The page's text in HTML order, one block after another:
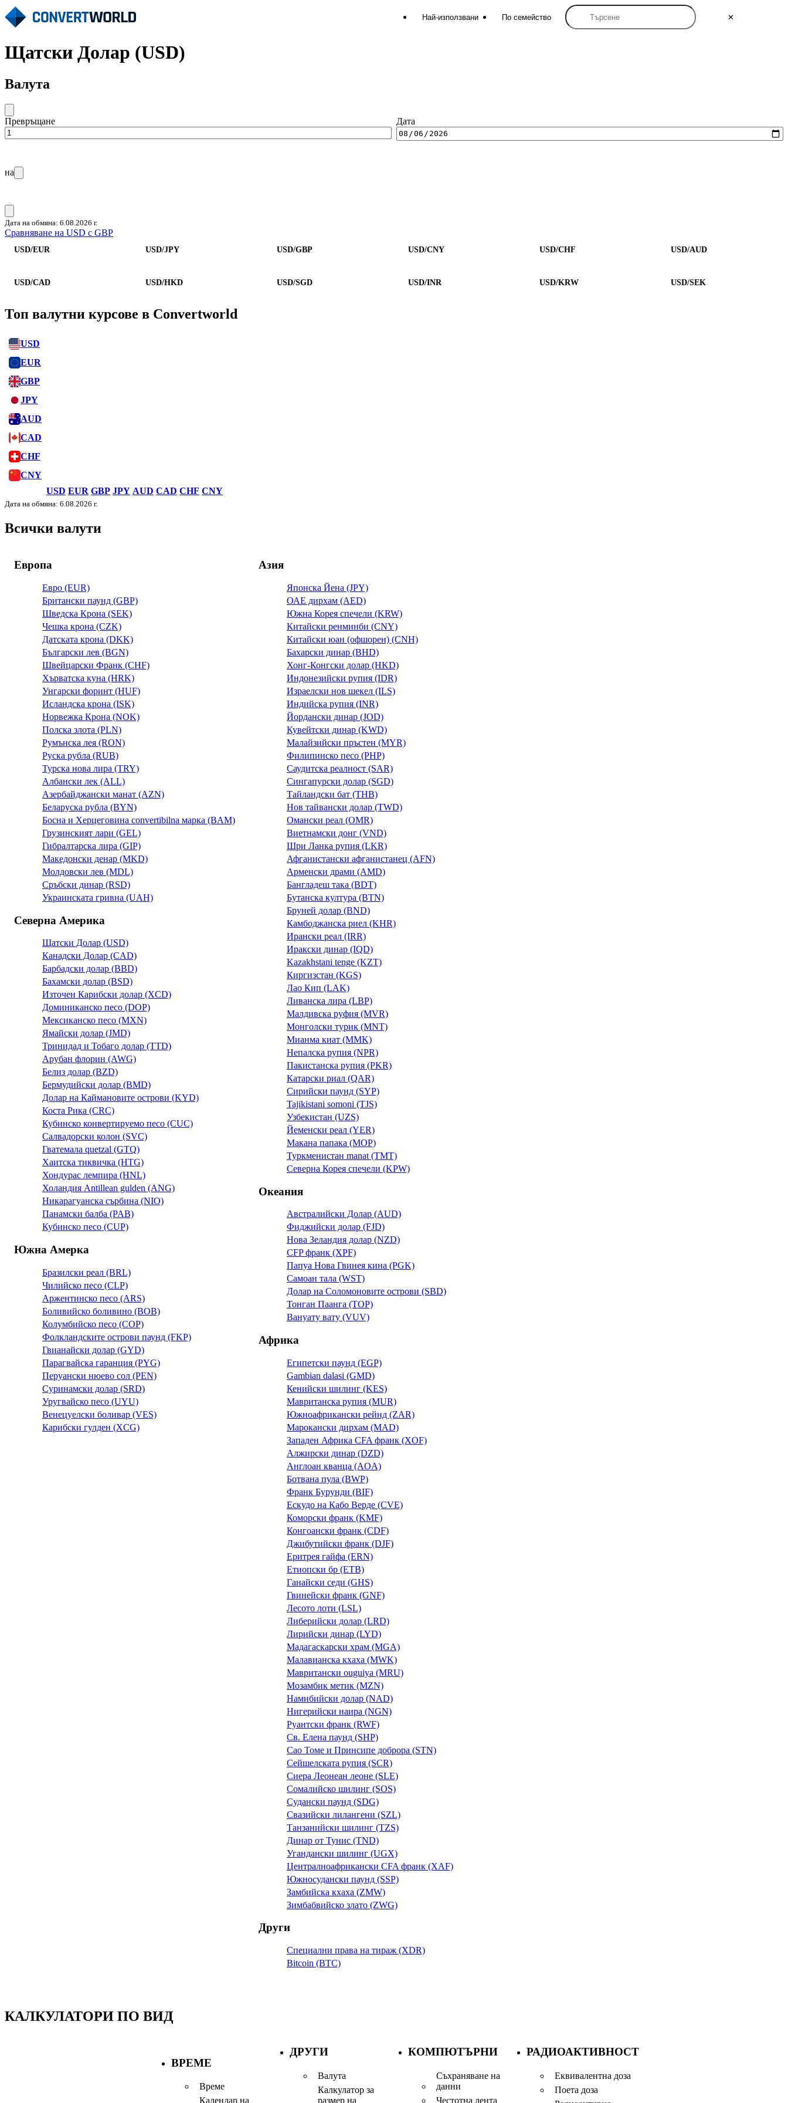
✕
Най-използвани По семейство
Щатски Долар (USD)
Валута
Превръщане Дата
на
Дата на обмяна: 6.08.2026 г.
Сравняване на USD с GBP
USD/EUR USD/JPY USD/GBP USD/CNY USD/CHF USD/AUD
USD/CAD USD/HKD USD/SGD USD/INR USD/KRW USD/SEK
Топ валутни курсове в Convertworld
USD
EUR
GBP
JPY
AUD
CAD
CHF
CNY
USD EUR GBP JPY AUD CAD CHF CNY
Дата на обмяна: 6.08.2026 г.
Всички валути
Европа
Евро (EUR)
Британски паунд (GBP)
Шведска Крона (SEK)
Чешка крона (CZK)
Датската крона (DKK)
Български лев (BGN)
Швейцарски Франк (CHF)
Хърватска куна (HRK)
Унгарски форинт (HUF)
Исландска крона (ISK)
Норвежка Крона (NOK)
Полска злота (PLN)
Румънска лея (RON)
Руска рубла (RUB)
Турска нова лира (TRY)
Албански лек (ALL)
Азербайджански манат (AZN)
Беларуска рубла (BYN)
Босна и Херцеговина convertibilna марка (BAM)
Грузинският лари (GEL)
Гибралтарска лира (GIP)
Македонски денар (MKD)
Молдовски лев (MDL)
Сръбски динар (RSD)
Украинската гривна (UAH)
Северна Америка
Щатски Долар (USD)
Канадски Долар (CAD)
Барбадски долар (BBD)
Бахамски долар (BSD)
Източен Карибски долар (XCD)
Доминиканско песо (DOP)
Мексиканско песо (MXN)
Ямайски долар (JMD)
Тринидад и Тобаго долар (TTD)
Арубан флорин (AWG)
Белиз долар (BZD)
Бермудийски долар (BMD)
Долар на Каймановите острови (KYD)
Коста Рика (CRC)
Кубинско конвертируемо песо (CUC)
Салвадорски колон (SVC)
Гватемала quetzal (GTQ)
Хаитска тиквичка (HTG)
Хондурас лемпира (HNL)
Холандия Antillean gulden (ANG)
Никарагуанска сърбина (NIO)
Панамски балба (PAB)
Кубинско песо (CUP)
Южна Амерка
Бразилски реал (BRL)
Чилийско песо (CLP)
Аржентинско песо (ARS)
Боливийско боливино (BOB)
Колумбийско песо (COP)
Фолкландските острови паунд (FKP)
Гвианайски долар (GYD)
Парагвайска гаранция (PYG)
Перуански нюево сол (PEN)
Суринамски долар (SRD)
Уругвайско песо (UYU)
Венецуелски боливар (VES)
Карибски гулден (XCG)
Азия
Японска Йена (JPY)
ОАЕ дирхам (AED)
Южна Корея спечели (KRW)
Китайски ренминби (CNY)
Китайски юан (офшорен) (CNH)
Бахарски динар (BHD)
Хонг-Конгски долар (HKD)
Индонезийски рупия (IDR)
Израелски нов шекел (ILS)
Индийска рупия (INR)
Йордански динар (JOD)
Кувейтски динар (KWD)
Малайзийски пръстен (MYR)
Филипинско песо (PHP)
Саудитска реалност (SAR)
Сингапурски долар (SGD)
Тайландски бат (THB)
Нов тайвански долар (TWD)
Омански реал (OMR)
Виетнамски донг (VND)
Шри Ланка рупия (LKR)
Афганистански афганистанец (AFN)
Арменски драми (AMD)
Бангладеш така (BDT)
Бутанска култура (BTN)
Бруней долар (BND)
Камбоджанска риел (KHR)
Ирански реал (IRR)
Иракски динар (IQD)
Kazakhstani tenge (KZT)
Киргизстан (KGS)
Лао Кип (LAK)
Ливанска лира (LBP)
Малдивска руфия (MVR)
Монголски турик (MNT)
Мианма киат (MMK)
Непалска рупия (NPR)
Пакистанска рупия (PKR)
Катарски риал (QAR)
Сирийски паунд (SYP)
Tajikistani somoni (TJS)
Узбекистан (UZS)
Йеменски реал (YER)
Макана папака (MOP)
Туркменистан manat (TMT)
Северна Корея спечели (KPW)
Океания
Австралийски Долар (AUD)
Фиджийски долар (FJD)
Нова Зеландия долар (NZD)
CFP франк (XPF)
Папуа Нова Гвинея кина (PGK)
Самоан тала (WST)
Долар на Соломоновите острови (SBD)
Тонган Паанга (TOP)
Вануату вату (VUV)
Африка
Египетски паунд (EGP)
Gambian dalasi (GMD)
Кенийски шилинг (KES)
Мавританска рупия (MUR)
Южноафрикански рейнд (ZAR)
Марокански дирхам (MAD)
Западен Африка CFA франк (XOF)
Алжирски динар (DZD)
Англоан кванца (AOA)
Ботвана пула (BWP)
Франк Бурунди (BIF)
Ескудо на Кабо Верде (CVE)
Коморски франк (KMF)
Конгоански франк (CDF)
Джибутийски франк (DJF)
Еритрея гайфа (ERN)
Етиопски бр (ETB)
Ганайски седи (GHS)
Гвинейски франк (GNF)
Лесото лоти (LSL)
Либерийски долар (LRD)
Лирийски динар (LYD)
Мадагаскарски храм (MGA)
Малавианска кхаха (MWK)
Мавритански ouguiya (MRU)
Мозамбик метик (MZN)
Намибийски долар (NAD)
Нигерийски наира (NGN)
Руантски франк (RWF)
Св. Елена паунд (SHP)
Сао Томе и Принсипе доброра (STN)
Сейшелската рупия (SCR)
Сиера Леонеан леоне (SLE)
Сомалийско шилинг (SOS)
Судански паунд (SDG)
Свазийски лилангени (SZL)
Танзанийски шилинг (TZS)
Динар от Тунис (TND)
Угандански шилинг (UGX)
Централноафрикански CFA франк (XAF)
Южносудански паунд (SSP)
Замбийска кхаха (ZMW)
Зимбабвийско злато (ZWG)
Други
Специални права на тираж (XDR)
Bitcoin (BTC)
КАЛКУЛАТОРИ ПО ВИД
ВРЕМЕ
Време
Календар на
ДРУГИ
Валута
Калкулатор за
размер на
КОМПЮТЪРНИ
Съхраняване на
данни
Честотна лента
РАДИОАКТИВНОСТ
Еквивалентна доза
Поета доза